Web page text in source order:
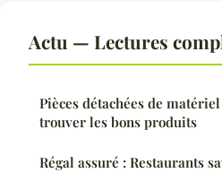
Actu — Lectures
Pièces détachées de
trouver les bons produits
Régal assuré : Restaurants